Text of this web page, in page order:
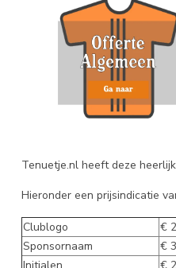
Tenuetje.nl heeft deze
Hieronder een prijsindicatie
Clublogo
€
Sponsornaam
€